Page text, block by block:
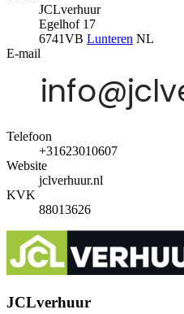
JCLverhuur
Egelhof 17
6741VB Lunteren NL
E-mail
Telefoon
+31623010607
Website
jclverhuur.nl
KVK
88013626
JCLverhuur